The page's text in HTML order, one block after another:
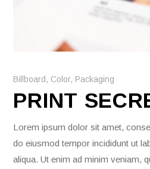
Billboard , Color, Packaging
PRINT
Lorem ipsum dolor sit amet,
do eiusmod tempor incididunt ut
aliqua. Ut enim ad minim veniam,